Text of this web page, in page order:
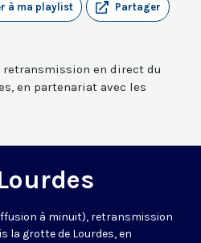
Partager
à ma playlist
retransmission en direct du
en partenariat avec les
à minuit), retransmission
la grotte de Lourdes, en